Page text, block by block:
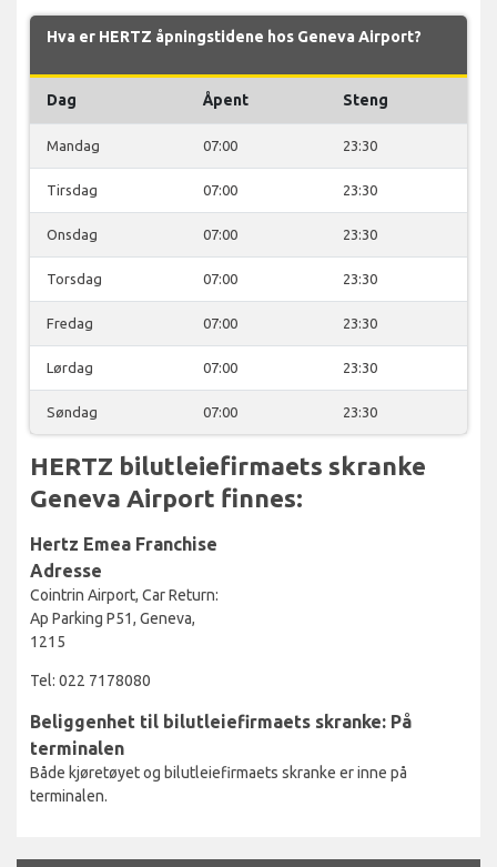
Hva er HERTZ åpningstidene hos Geneva Airport?
Dag Åpent Steng
Mandag 07:00 23:30
Tirsdag 07:00 23:30
Onsdag 07:00 23:30
Torsdag 07:00 23:30
Fredag 07:00 23:30
Lørdag 07:00 23:30
Søndag 07:00 23:30
HERTZ bilutleiefirmaets skranke
Geneva Airport finnes:
Hertz Emea Franchise
Adresse
Cointrin Airport, Car Return:
Ap Parking P51, Geneva,
1215
Tel: 022 7178080
Beliggenhet til bilutleiefirmaets skranke: På
terminalen
Både kjøretøyet og bilutleiefirmaets skranke er inne på
terminalen.